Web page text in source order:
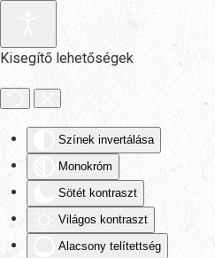
Kisegítő lehetőségek
Színek invertálása
Monokróm
Sötét kontraszt
Világos kontraszt
Alacsony telítettség
Fő tartalom átugrása